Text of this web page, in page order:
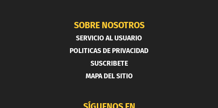
SOBRE NOSOTROS
SERVICIO AL USUARIO
POLITICAS DE PRIVACIDAD
SUSCRIBETE
MAPA DEL SITIO